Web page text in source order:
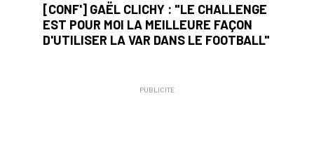
[CONF'] GAËL CLICHY : "LE CHALLENGE
EST POUR MOI LA MEILLEURE FAÇON
D'UTILISER LA VAR DANS LE FOOTBALL"
PUBLICITÉ